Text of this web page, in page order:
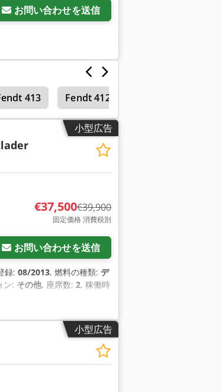
お問い合わせを送信
413 Fendt 412
小型広告
€37,500€39,900
固定価格 消費税別
お問い合わせを送信
録: 08/2013, 燃料の種類: デ
ン: その他, 座席数: 2, 稼働時
小型広告